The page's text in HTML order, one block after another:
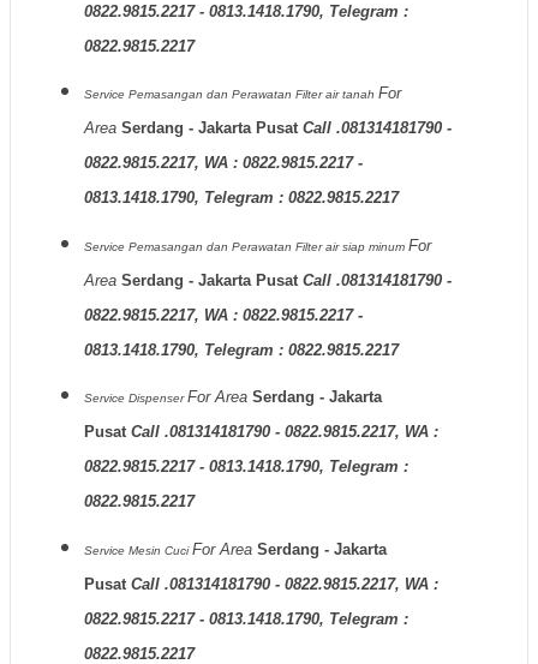
0822.9815.2217 - 0813.1418.1790, Telegram :
0822.9815.2217
Service Pemasangan dan Perawatan Filter air tanah For
Area Serdang - Jakarta PusatCall .081314181790 -
0822.9815.2217, WA : 0822.9815.2217 -
0813.1418.1790, Telegram : 0822.9815.2217
Service Pemasangan dan Perawatan Filter air siap minum For
Area Serdang - Jakarta PusatCall .081314181790 -
0822.9815.2217, WA : 0822.9815.2217 -
0813.1418.1790, Telegram : 0822.9815.2217
Service DispenserFor Area Serdang - Jakarta
PusatCall .081314181790 - 0822.9815.2217, WA :
0822.9815.2217 - 0813.1418.1790, Telegram :
0822.9815.2217
Service Mesin CuciFor Area Serdang - Jakarta
PusatCall .081314181790 - 0822.9815.2217, WA :
0822.9815.2217 - 0813.1418.1790, Telegram :
0822.9815.2217